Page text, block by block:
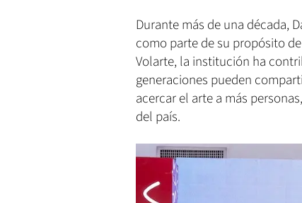
Durante más de una década,
como parte de su propósito
Volarte, la institución ha
generaciones pueden
acercar el arte a más
del país.